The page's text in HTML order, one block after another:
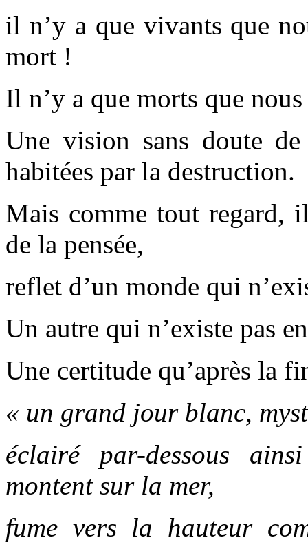
il n’y a que vivants que
mort !
Il n’y a que morts que
Une vision sans doute de
habitées par la destruction.
Mais comme tout regard,
de la pensée,
reflet d’un monde qui
Un autre qui n’existe pas
Une certitude qu’après la
« un grand jour blanc,
éclairé par-dessous
montent sur la mer,
fume vers la hauteur